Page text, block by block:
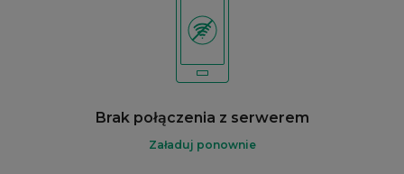
Brak połączenia z serwerem
Załaduj ponownie